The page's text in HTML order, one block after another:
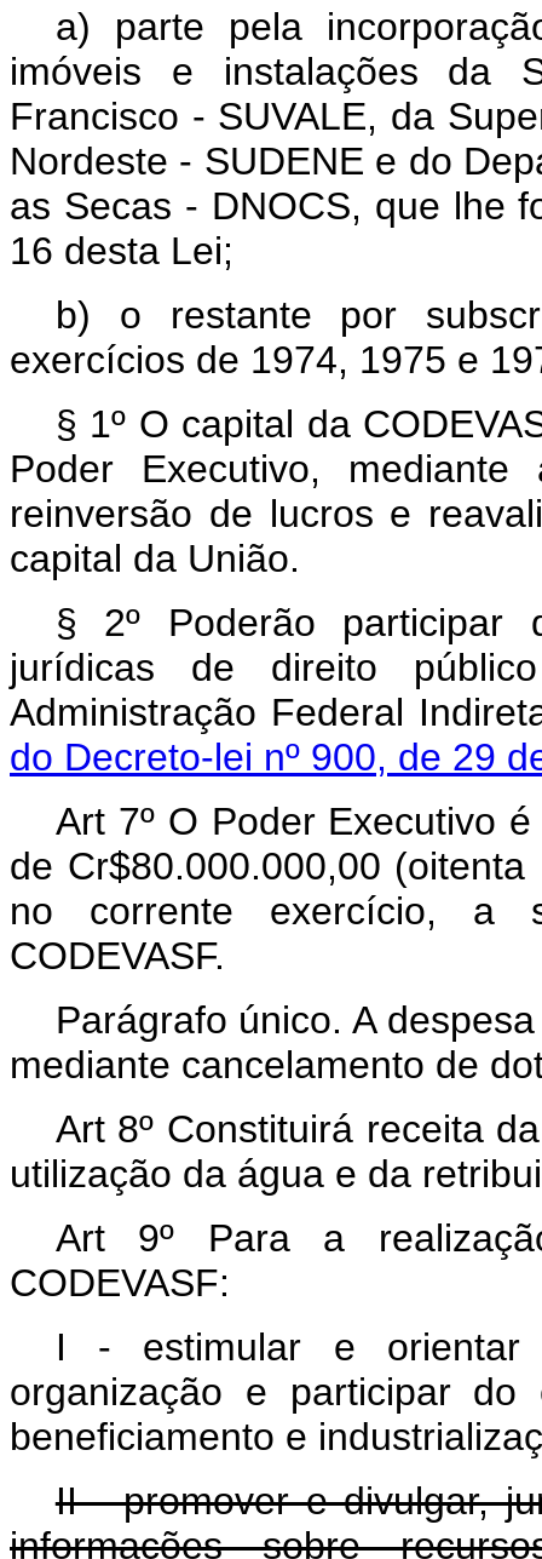
a) parte pela
imóveis e instalações da
Francisco - SUVALE, da
Nordeste - SUDENE e do
as Secas - DNOCS, que lhe
16 desta Lei;
b) o restante por
exercícios de 1974, 1975 e
§ 1º O capital da
Poder Executivo,
reinversão de lucros e
capital da União.
§ 2º Poderão participar
jurídicas de direito
Administração Federal
do Decreto-lei nº 900, de 29
Art 7º O Poder Executivo
de Cr$80.000.000,00
no corrente exercício, a
CODEVASF.
Parágrafo único. A
mediante cancelamento de
Art 8º Constituirá receita
utilização da água e da
Art 9º Para a
CODEVASF:
I - estimular e orientar
organização e participar
beneficiamento e
II - promover e divulgar,
informações sobre